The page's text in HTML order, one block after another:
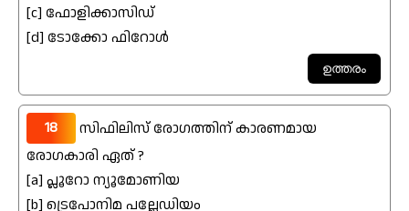
[c] ഫോളിക്കാസിഡ്
[d] ടോക്കോ ഫിറോൾ
18
സിഫിലിസ് രോഗത്തിന് കാരണമായ
രോഗകാരി ഏത് ?
[a] പ്ലൂറോ ന്യൂമോണിയ
[b] ട്രെപോനിമ പല്ലേഡിയം